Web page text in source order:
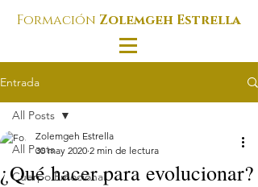
Formación Zolemgeh Estrella
Entrada
All Posts
Cuerpo Emocional
All Posts
¿Qué hacer para evolucionar?
Zolemgeh Estrella
30 may 2020 2 min de lectura